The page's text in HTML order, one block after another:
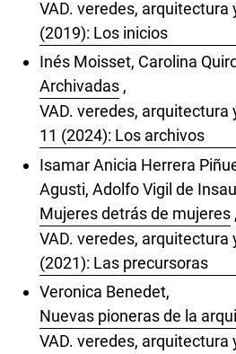
VAD. veredes, arquitectura
(2019): Los inicios
Inés Moisset, Carolina
Archivadas ,
VAD. veredes, arquitectura
11 (2024): Los archivos
Isamar Anicia Herrera
Agusti, Adolfo Vigil de
Mujeres detrás de mujeres ,
VAD. veredes, arquitectura
(2021): Las precursoras
Veronica Benedet,
Nuevas pioneras de la
VAD. veredes, arquitectura